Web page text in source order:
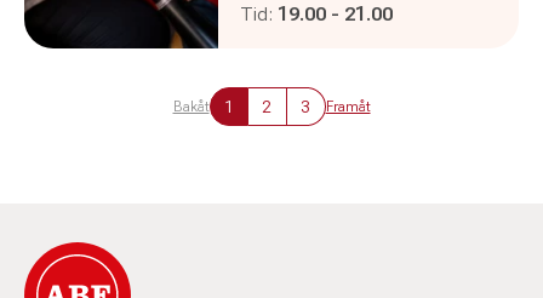
Tid: Pågår mellan
19.00 - och
21.00
Bakåt 1 2 3 Framåt